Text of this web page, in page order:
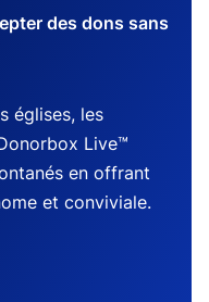
des dons sans
églises, les
Live™
en offrant
et conviviale.